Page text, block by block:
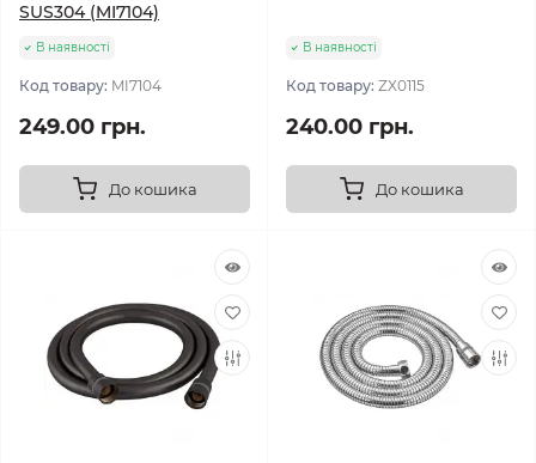
SUS304 (MI7104)
В наявності
Код товару: MI7104
249.00 грн.
До кошика
В наявності
Код товару: ZX0115
240.00 грн.
До кошика